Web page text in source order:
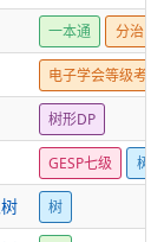
一本通 分治
电子学会等级考试
树形DP
GESP七级 树
树